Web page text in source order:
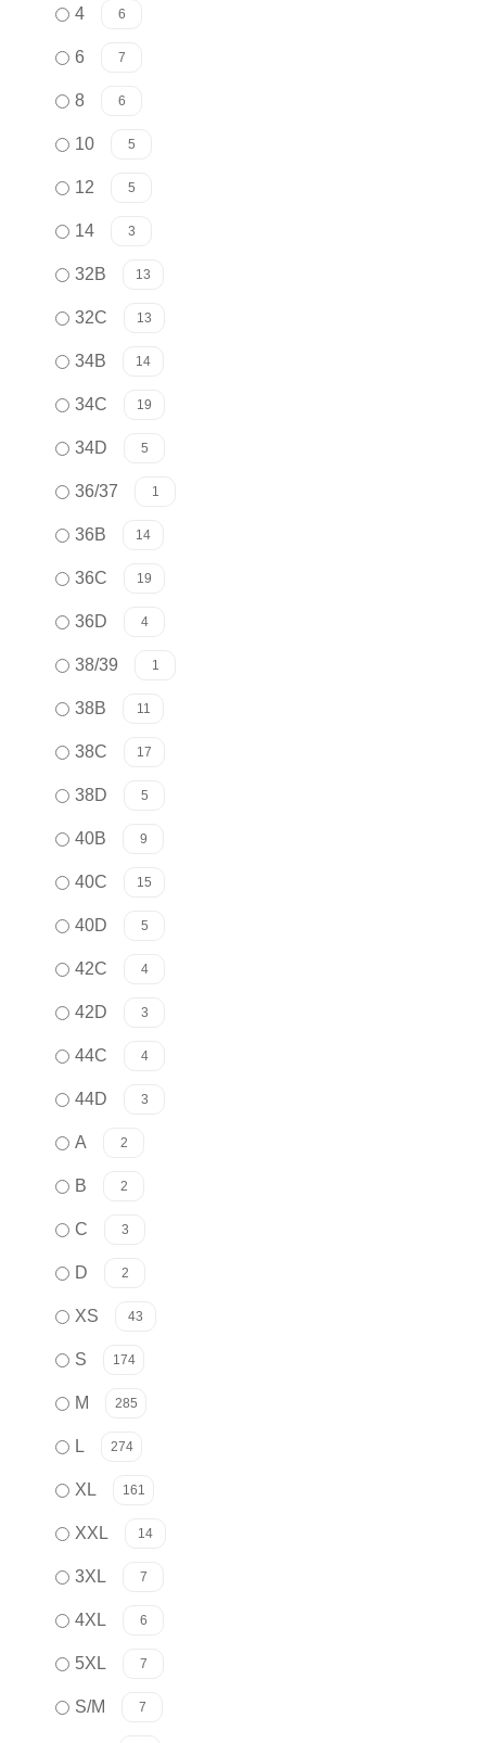
4 6
6 7
8 6
10 5
12 5
14 3
32B 13
32C 13
34B 14
34C 19
34D 5
36/37 1
36B 14
36C 19
36D 4
38/39 1
38B 11
38C 17
38D 5
40B 9
40C 15
40D 5
42C 4
42D 3
44C 4
44D 3
A 2
B 2
C 3
D 2
XS 43
S 174
M 285
L 274
XL 161
XXL 14
3XL 7
4XL 6
5XL 7
S/M 7